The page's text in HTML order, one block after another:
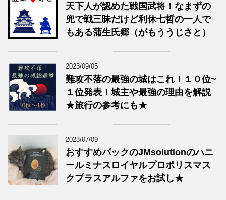
天下人が認めた戦国武将！なまずの
兜で戦三昧だけど利休七哲の一人で
もある蒲生氏郷（がもううじさと）
2023/09/05
難攻不落の最強の城はこれ！１０位~
１位発表！城主や最強の理由を解説
★旅行の参考にも★
2023/07/09
おすすめパックのJMsolutionのハニ
ールミナスロイヤルプロポリスマス
クプラスアルファをお試し★